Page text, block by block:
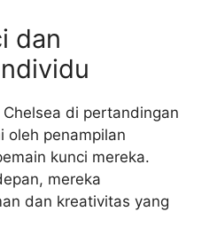
dan
di pertandingan
oleh penampilan
kunci mereka.
mereka
dan kreativitas yang